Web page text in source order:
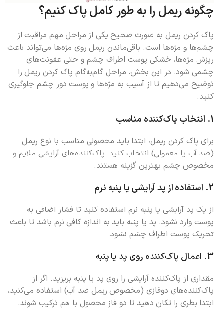
چگونه ریمل را به طور کامل پاک کنیم؟
پاک کردن ریمل به صورت صحیح یکی از مراحل مهم مراقبت از
چشم‌ها و مژه‌ها است. باقی‌ماندن ریمل روی مژه‌ها می‌تواند باعث
ریزش مژه‌ها، خشکی پوست اطراف چشم و حتی عفونت‌های
چشمی شود. در این بخش، مراحل گام‌به‌گام پاک کردن ریمل را
توضیح می‌دهیم تا از آسیب به مژه‌ها و پوست دور چشم جلوگیری
کنید.
1. انتخاب پاک‌کننده مناسب
برای پاک کردن ریمل، ابتدا باید محصولی مناسب با نوع ریمل
(ضد آب یا معمولی) انتخاب کنید. پاک‌کننده‌های آرایشی ملایم و
مخصوص چشم بهترین گزینه هستند.
2. استفاده از پد آرایشی یا پنبه نرم
از یک پد آرایشی یا پنبه نرم استفاده کنید تا فشار اضافی به
پوست وارد نشود. پد یا پنبه باید به اندازه کافی نرم باشد تا باعث
تحریک پوست اطراف چشم نشود.
3. اعمال پاک‌کننده روی پد یا پنبه
مقداری از پاک‌کننده آرایشی را روی پد یا پنبه بریزید. اگر از
پاک‌کننده‌های دوفازی (مخصوص ریمل ضد آب) استفاده می‌کنید،
ابتدا بطری را تکان دهید تا دو فاز محصول با هم ترکیب شوند.